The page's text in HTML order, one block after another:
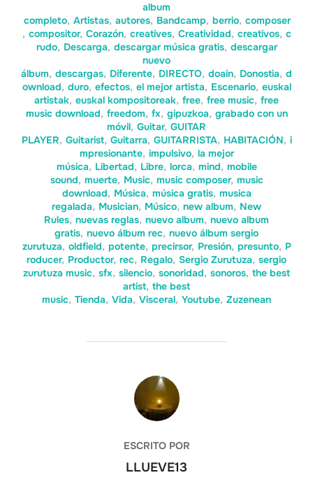
album
completo, Artistas, autores, Bandcamp, berrio, composer
, compositor, Corazón, creatives, Creatividad, creativos, c
rudo, Descarga, descargar música gratis, descargar
nuevo
álbum, descargas, Diferente, DIRECTO, doain, Donostia, d
ownload, duro, efectos, el mejor artista, Escenario, euskal
artistak, euskal kompositoreak, free, free music, free
music download, freedom, fx, gipuzkoa, grabado con un
móvil, Guitar, GUITAR
PLAYER, Guitarist, Guitarra, GUITARRISTA, HABITACIÓN, i
mpresionante, impulsivo, la mejor
música, Libertad, Libre, lorca, mind, mobile
sound, muerte, Music, music composer, music
download, Música, música gratis, musica
regalada, Musician, Músico, new album, New
Rules, nuevas reglas, nuevo album, nuevo album
gratis, nuevo álbum rec, nuevo álbum sergio
zurutuza, oldfield, potente, precirsor, Presión, presunto, P
roducer, Productor, rec, Regalo, Sergio Zurutuza, sergio
zurutuza music, sfx, silencio, sonoridad, sonoros, the best
artist, the best
music, Tienda, Vida, Visceral, Youtube, Zuzenean
AUTOR DE LA ENTRADA
ESCRITO POR
LLUEVE13